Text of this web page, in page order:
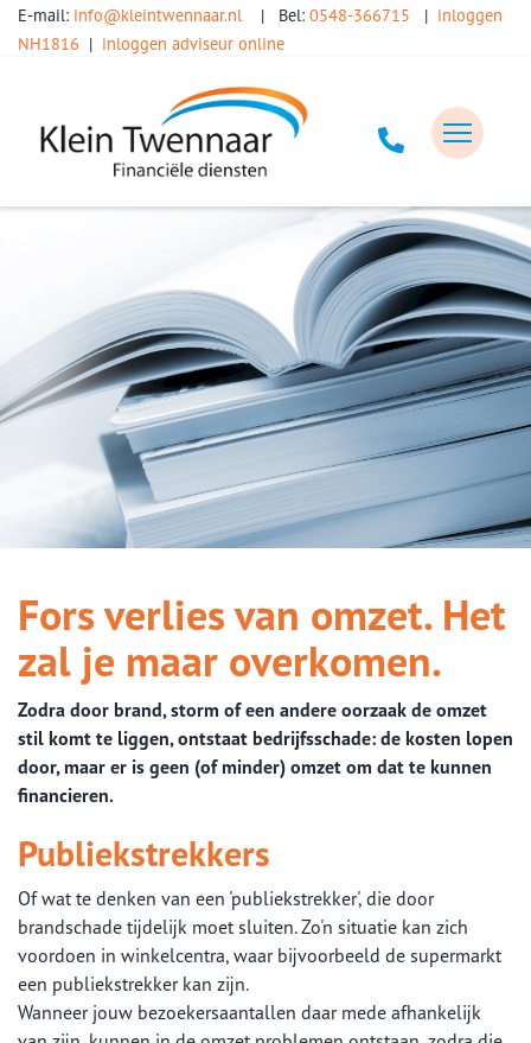
E-mail: info@kleintwennaar.nl | Bel: 0548-366715 | inloggen
NH1816 | inloggen adviseur online
Fors verlies van omzet. Het
zal je maar overkomen.
Zodra door brand, storm of een andere oorzaak de omzet
stil komt te liggen, ontstaat bedrijfsschade: de kosten lopen
door, maar er is geen (of minder) omzet om dat te kunnen
financieren.
Publiekstrekkers
Of wat te denken van een 'publiekstrekker', die door
brandschade tijdelijk moet sluiten. Zo'n situatie kan zich
voordoen in winkelcentra, waar bijvoorbeeld de supermarkt
een publiekstrekker kan zijn.
Wanneer jouw bezoekersaantallen daar mede afhankelijk